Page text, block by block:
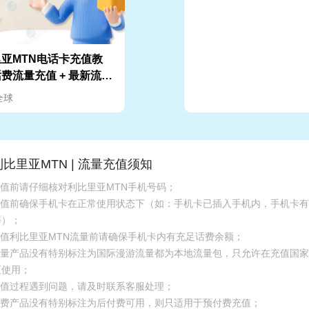
MTN电话卡充值教
流量充值 + 最新流量
+余额查询
球
比里亚MTN | 流量充值须知
前请仔细核对利比里亚MTN手机号码；
前确保手机卡在正常使用状态下（如：手机卡已插入手机内，手机卡
；
利比里亚MTN流量前请确保手机卡内有充足话费余额；
产品没有特别标注为国际漫游流量都为本地流量包，只允许在充值国
用；
过程遇到问题，请及时联系客服处理；
产品没有特别标注为后付费可用，则只适用于预付费充值；